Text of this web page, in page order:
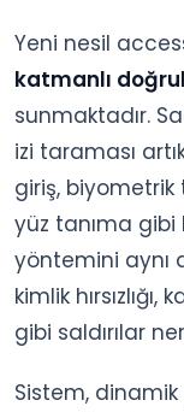
Yeni nesil
katmanlı
sunmaktadır.
izi taraması
giriş, biyometrik
yüz tanıma
yöntemini aynı
kimlik
gibi saldırılar
Sistem,